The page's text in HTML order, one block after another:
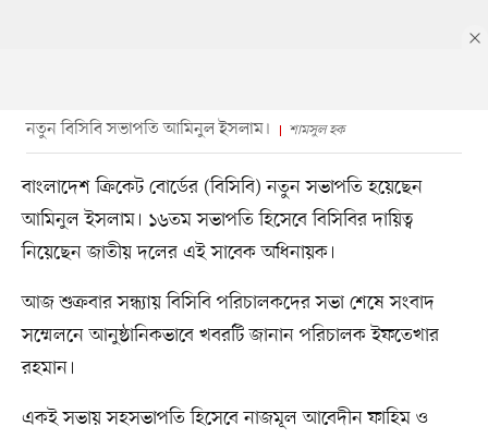
নতুন বিসিবি সভাপতি আমিনুল ইসলাম। শামসুল হক
বাংলাদেশ ক্রিকেট বোর্ডের (বিসিবি) নতুন সভাপতি হয়েছেন
আমিনুল ইসলাম। ১৬তম সভাপতি হিসেবে বিসিবির দায়িত্ব
নিয়েছেন জাতীয় দলের এই সাবেক অধিনায়ক।
আজ শুক্রবার সন্ধ্যায় বিসিবি পরিচালকদের সভা শেষে সংবাদ
সম্মেলনে আনুষ্ঠানিকভাবে খবরটি জানান পরিচালক ইফতেখার
রহমান।
একই সভায় সহসভাপতি হিসেবে নাজমূল আবেদীন ফাহিম ও